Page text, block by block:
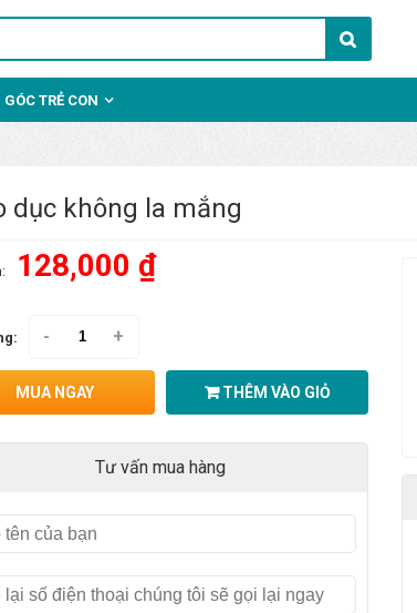
GÓC TRẺ CON
dục không la mắng
128,000 ₫
- +
MUA NGAY THÊM VÀO GIỎ
Tư vấn mua hàng